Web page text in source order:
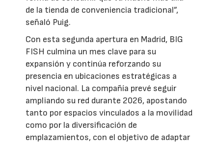
de la tienda de conveniencia tradicional”,
señaló Puig.
Con esta segunda apertura en Madrid, BIG
FISH culmina un mes clave para su
expansión y continúa reforzando su
presencia en ubicaciones estratégicas a
nivel nacional. La compañía prevé seguir
ampliando su red durante 2026, apostando
tanto por espacios vinculados a la movilidad
como por la diversificación de
emplazamientos, con el objetivo de adaptar